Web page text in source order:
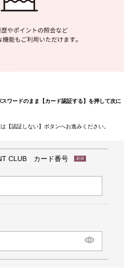
ワードのまま【カード認証する】を押して次に
【認証しない】ボタンへお進みください。
CLUB カード番号